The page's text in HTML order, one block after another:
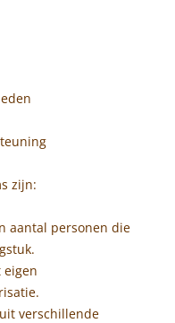
zijn:
aantal personen die
eigen
verschillende